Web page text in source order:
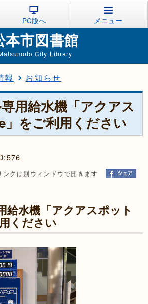
PC版へ メニュー
本市図書館
City Library
報 お知らせ
用給水機「アクアス
」をご利用ください
クは別ウィンドウで開きます
給水機「アクアスポット
ください